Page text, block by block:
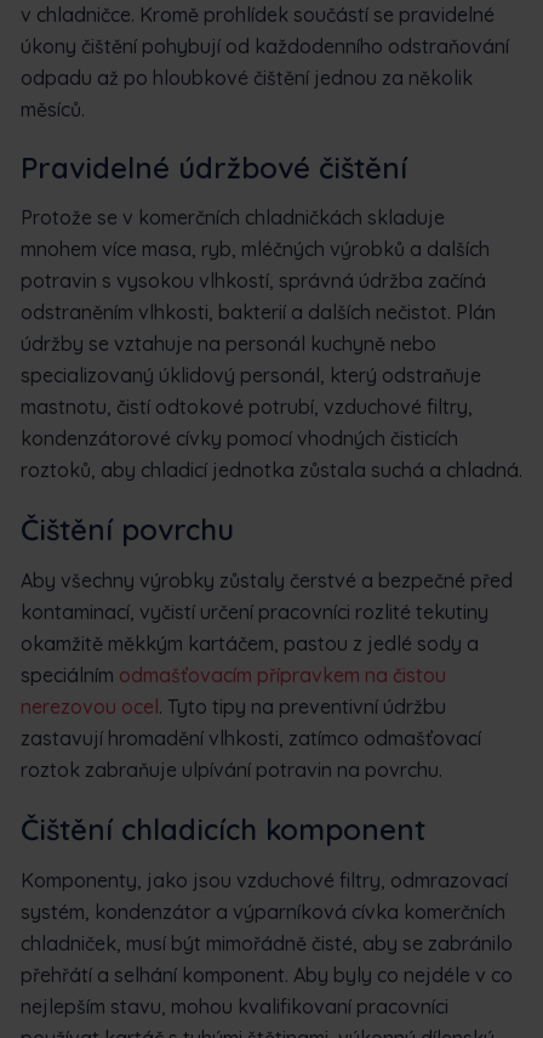
v chladničce. Kromě prohlídek součástí se pravidelné
úkony čištění pohybují od každodenního odstraňování
odpadu až po hloubkové čištění jednou za několik
měsíců.
Pravidelné údržbové čištění
Protože se v komerčních chladničkách skladuje
mnohem více masa, ryb, mléčných výrobků a dalších
potravin s vysokou vlhkostí, správná údržba začíná
odstraněním vlhkosti, bakterií a dalších nečistot. Plán
údržby se vztahuje na personál kuchyně nebo
specializovaný úklidový personál, který odstraňuje
mastnotu, čistí odtokové potrubí, vzduchové filtry,
kondenzátorové cívky pomocí vhodných čisticích
roztoků, aby chladicí jednotka zůstala suchá a chladná.
Čištění povrchu
Aby všechny výrobky zůstaly čerstvé a bezpečné před
kontaminací, vyčistí určení pracovníci rozlité tekutiny
okamžitě měkkým kartáčem, pastou z jedlé sody a
speciálním odmašťovacím přípravkem na čistou
nerezovou ocel. Tyto tipy na preventivní údržbu
zastavují hromadění vlhkosti, zatímco odmašťovací
roztok zabraňuje ulpívání potravin na povrchu.
Čištění chladicích komponent
Komponenty, jako jsou vzduchové filtry, odmrazovací
systém, kondenzátor a výparníková cívka komerčních
chladniček, musí být mimořádně čisté, aby se zabránilo
přehřátí a selhání komponent. Aby byly co nejdéle v co
nejlepším stavu, mohou kvalifikovaní pracovníci